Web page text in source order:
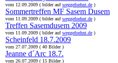
vom 12.09.2009 ( bilder aufweggefoehnt.de )
Sommertreffen MF Sasem Dusem
vom 11.09.2009 ( bilder aufweggefoehnt.de )
Treffen Sasemdusem 2009
vom 11.09.2009 ( bilder aufweggefoehnt.de )
Scheinfeld 18.7.2009
vom 27.07.2009 ( 40 Bilder )
Jeanne d´Arc 18.7.
vom 26.07.2009 ( 15 Bilder )